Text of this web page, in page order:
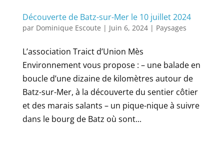
Découverte de Batz-sur-Mer le 10 juillet 2024
par Dominique Escoute | Juin 6, 2024| Paysages
L’association Traict d’Union Mès
Environnement vous propose : – une balade en
boucle d’une dizaine de kilomètres autour de
Batz-sur-Mer, à la découverte du sentier côtier
et des marais salants – un pique-nique à suivre
dans le bourg de Batz où sont...